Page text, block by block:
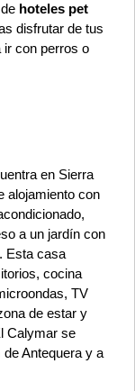
hoteles pet
disfrutar de tus
con perros o
en Sierra
alojamiento con
a un jardín con
Esta casa
cocina
TV
de estar y
Calymar se
Antequera y a